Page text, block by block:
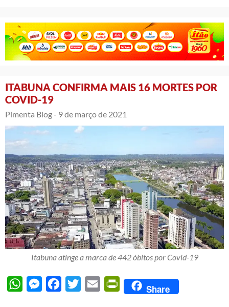
ITABUNA CONFIRMA MAIS 16 MORTES POR
COVID-19
Pimenta Blog - 9 de março de 2021
Itabuna atinge a marca de 442 óbitos por Covid-19
WhatsAppMessengerFacebook
Twitter Email PrintFriendly
Share